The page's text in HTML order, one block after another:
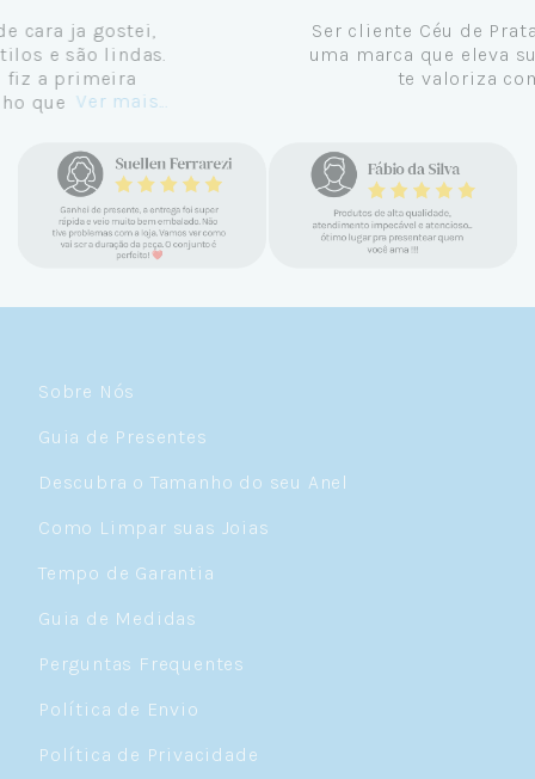
Me tornei cliente da Céu de Prata em
Setembro de 2024 e não me vejo
comprando em outro lugar. Eu sempre amei
pratas e nunca encontrava uma loja
encontrar a Céu. Atendimento
personalizado, verdadeiras jóias prata 925,
mimos e brindes incríveis. Virei cliente fiel
e amo demais as pratas que são lindas, tem
um brilho incrível e preço super justo. Fora
Sobre Nós
Guia de Presentes
Descubra o Tamanho do seu Anel
Como Limpar suas Joias
Tempo de Garantia
Guia de Medidas
Perguntas Frequentes
Política de Envio
Política de Privacidade